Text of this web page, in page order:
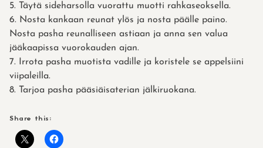
Täytä sideharsolla vuorattu muotti rahkaseoksella.
Nosta kankaan reunat ylös ja nosta päälle paino.
Nosta pasha reunalliseen astiaan ja anna sen valua
jääkaapissa vuorokauden ajan.
Irrota pasha muotista vadille ja koristele se appelsiini
viipaleilla.
Tarjoa pasha pääsiäisaterian jälkiruokana.
Share this: